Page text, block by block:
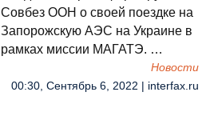
Совбез ООН о своей поездке на
Запорожскую АЭС на Украине в
рамках миссии МАГАТЭ. …
Новости
00:30, Сентябрь 6, 2022 | interfax.ru